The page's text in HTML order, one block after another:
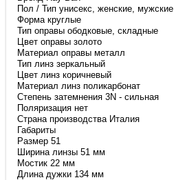
Пол / Тип унисекс, женские, мужские
Форма круглые
Тип оправы ободковые, складные
Цвет оправы золото
Материал оправы металл
Тип линз зеркальный
Цвет линз коричневый
Материал линз поликарбонат
Степень затемнения 3N - сильная
Поляризация нет
Страна производства Италия
Габариты
Размер 51
Ширина линзы 51 мм
Мостик 22 мм
Длина дужки 134 мм